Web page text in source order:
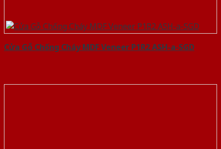
Cửa Gỗ Chống Cháy MDF Veneer P1R2 ASH-a-SGD